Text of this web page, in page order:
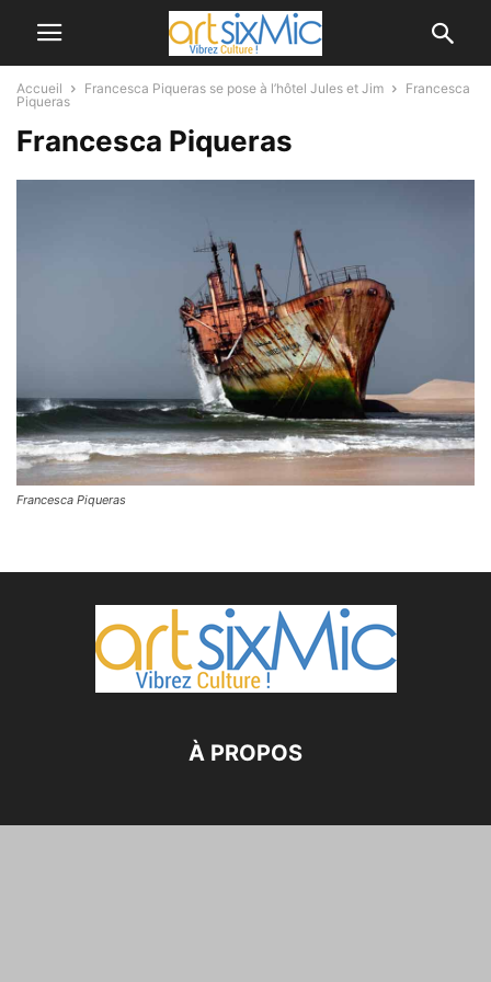
Accueil Francesca Piqueras se pose à l’hôtel Jules et Jim
Francesca
Piqueras
Francesca Piqueras
Francesca Piqueras
À PROPOS